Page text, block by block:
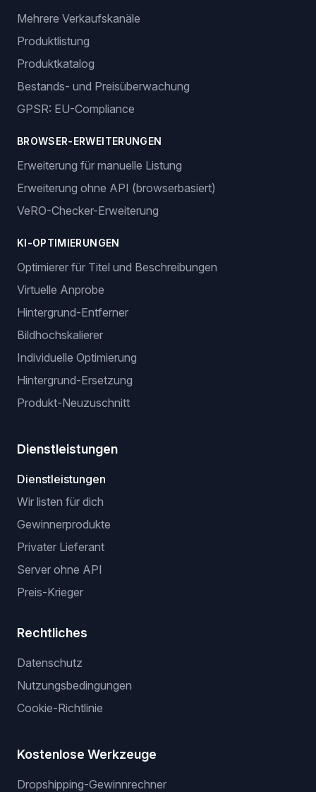
Mehrere Verkaufskanäle
Produktlistung
Produktkatalog
Bestands- und Preisüberwachung
GPSR: EU-Compliance
BROWSER-ERWEITERUNGEN
Erweiterung für manuelle Listung
Erweiterung ohne API (browserbasiert)
VeRO-Checker-Erweiterung
KI-OPTIMIERUNGEN
Optimierer für Titel und Beschreibungen
Virtuelle Anprobe
Hintergrund-Entferner
Bildhochskalierer
Individuelle Optimierung
Hintergrund-Ersetzung
Produkt-Neuzuschnitt
Dienstleistungen
Dienstleistungen
Wir listen für dich
Gewinnerprodukte
Privater Lieferant
Server ohne API
Preis-Krieger
Rechtliches
Datenschutz
Nutzungsbedingungen
Cookie-Richtlinie
Kostenlose Werkzeuge
Dropshipping-Gewinnrechner